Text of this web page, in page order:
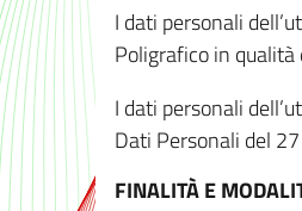
I dati personali
Poligrafico in
I dati personali
Dati Personali del
FINALITÀ E